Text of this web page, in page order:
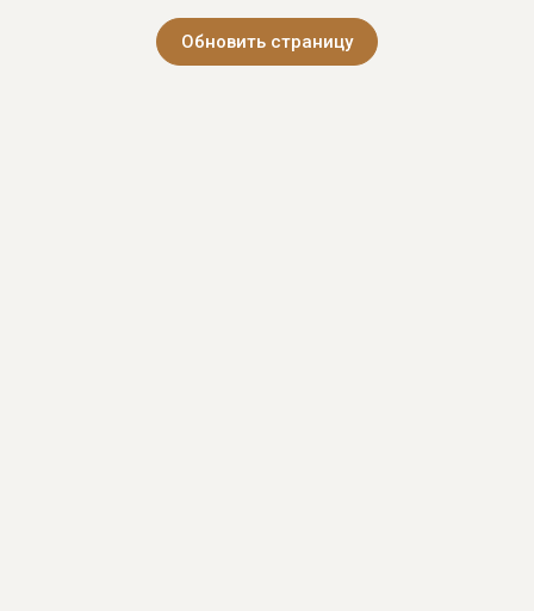
Обновить страницу